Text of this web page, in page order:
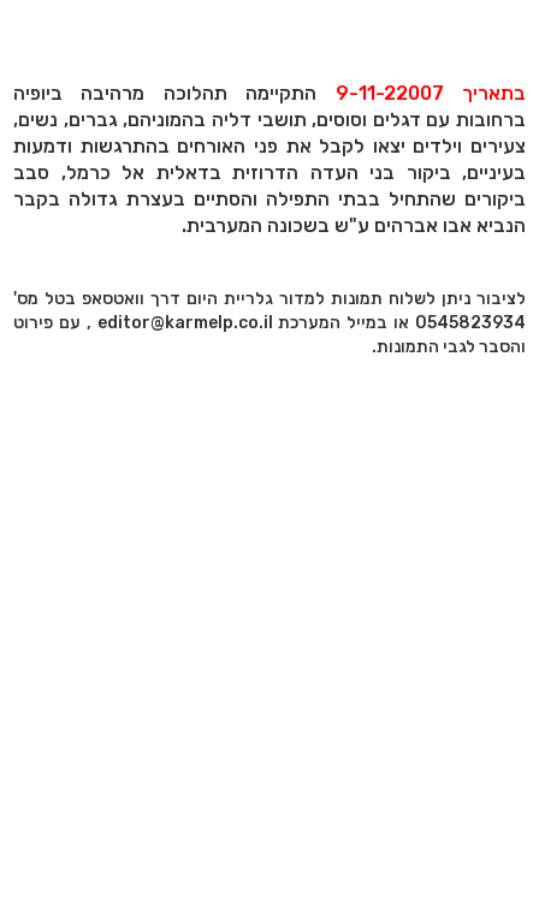
בתאריך 9-11-22007
התקיימה תהלוכה מרהיבה ביופיה
ברחובות עם דגלים וסוסים, תושבי דליה בהמוניהם, גברים, נשים,
צעירים וילדים יצאו לקבל את פני האורחים בהתרגשות ודמעות
בעיניים, ביקור בני העדה הדרוזית בדאלית אל כרמל, סבב
ביקורים שהתחיל בבתי התפילה והסתיים בעצרת גדולה בקבר
הנביא אבו אברהים ע"ש בשכונה המערבית.
לציבור ניתן לשלוח תמונות למדור גלריית היום דרך וואטסאפ בטל מס'
0545823934 או במייל המערכת editor@karmelp.co.il , עם פירוט
והסבר לגבי התמונות.